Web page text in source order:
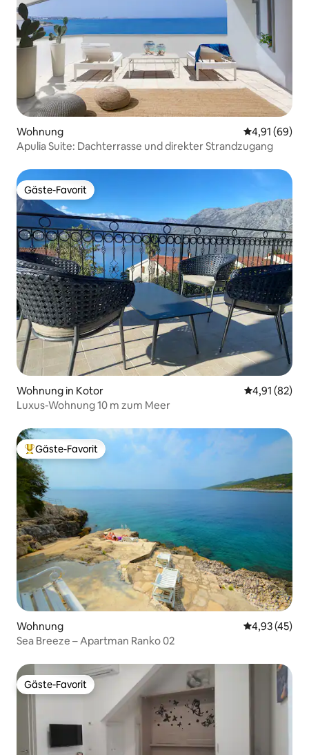
Wohnung
4,91 (69)
Apulia Suite: Dachterrasse und direkter Strandzugang
Gäste-Favorit
Gäste-Favorit
Wohnung in Kotor
4,91 (82)
Luxus-Wohnung 10 m zum Meer
Beliebter Gäste-Favorit.
Gäste-Favorit
Wohnung
4,93 (45)
Sea Breeze – Apartman Ranko 02
Gäste-Favorit
Gäste-Favorit